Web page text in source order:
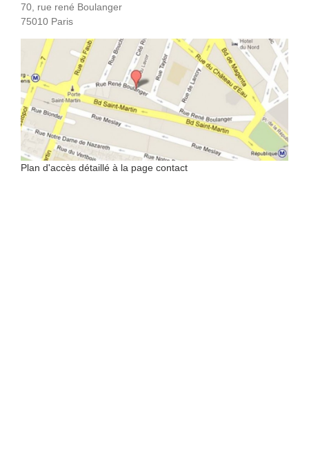
70, rue rené Boulanger
75010 Paris
Plan d'accès détaillé à la page contact